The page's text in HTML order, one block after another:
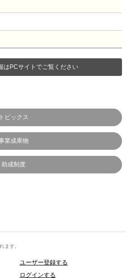
はPCサイトでご覧ください
トピックス
業成果物
助成制度
ます。
ユーザー登録する
ログインする